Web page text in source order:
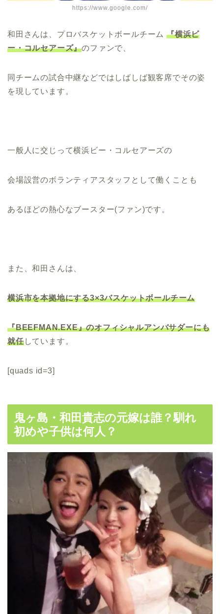
https://www.google.com/
和田さんは、プロバスケットボールチーム 『横浜ビ
ー・コルセアーズ』のファンで、
同チームの試合中継などではしばしば観客席でその姿
を現しています。
一般人に交じって横浜ビー・コルセアーズの
会場設営のボランティアスタッフとして働くことも
あるほどの熱心なブースター(ファン)です。
また、和田さんは、
横浜市を本拠地にする3×3バスケットボールチーム
『BEEFMAN.EXE』のオフィシャルアンバサダーにも
就任しています。
[quads id=3]
鬼ヶ島・和田貴志の元嫁は誰？馴れ
初めや子供は何人？